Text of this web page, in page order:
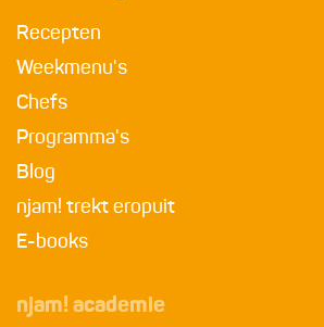
Recepten
Weekmenu's
Chefs
Programma's
Blog
njam! trekt eropuit
E-books
njam! academie